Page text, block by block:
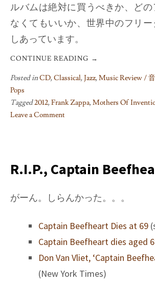
ルバムは絶対に買うべきか、ど
なくてもいいか、世界中のフリ
しあっています。
CONTINUE READING →
Posted inCD,Classical,Jazz,Music Review /
Pops
Tagged2012,Frank Zappa,Mothers Of
Leave a Comment
2012
UMe
Which
R.I.P., Captain
がーん。しらんかった。。。
Captain Beefheart Dies at 69
Captain Beefheart dies aged
Don Van Vliet, ‘Captain
(New York Times)